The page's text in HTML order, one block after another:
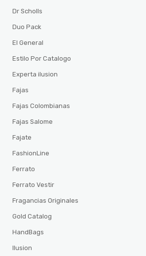
Dr Scholls
Duo Pack
El General
Estilo Por Catalogo
Experta ilusion
Fajas
Fajas Colombianas
Fajas Salome
Fajate
FashionLine
Ferrato
Ferrato Vestir
Fragancias Originales
Gold Catalog
HandBags
Ilusion